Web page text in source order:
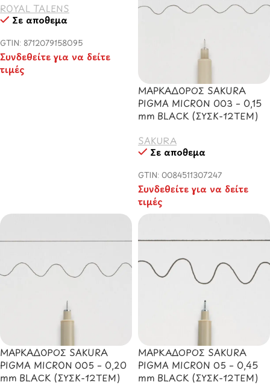
ROYAL TALENS
Σε απόθεμα
GTIN: 8712079158095
Συνδεθείτε για να δείτε
τιμές
ΜΑΡΚΑΔΟΡΟΣ SAKURA
PIGMA MICRON 003 – 0,15
mm BLACK (ΣΥΣΚ-12ΤΕΜ)
SAKURA
Σε απόθεμα
GTIN: 0084511307247
Συνδεθείτε για να δείτε
τιμές
ΜΑΡΚΑΔΟΡΟΣ SAKURA
PIGMA MICRON 005 – 0,20
mm BLACK (ΣΥΣΚ-12ΤΕΜ)
ΜΑΡΚΑΔOΡΟΣ SAKURA
PIGMA MICRON 05 – 0,45
mm BLACK (ΣΥΣΚ-12ΤΕΜ)